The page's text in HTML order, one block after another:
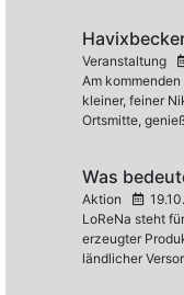
Veranstaltung
Am
kleiner, feiner
Ortsmitte,
Was
Aktion
LoReNa steht
erzeugter
ländlicher